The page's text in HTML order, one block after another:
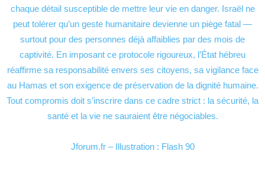
chaque détail susceptible de mettre leur vie en danger. Israël ne
peut tolérer qu’un geste humanitaire devienne un piège fatal —
surtout pour des personnes déjà affaiblies par des mois de
captivité. En imposant ce protocole rigoureux, l’État hébreu
réaffirme sa responsabilité envers ses citoyens, sa vigilance face
au Hamas et son exigence de préservation de la dignité humaine.
Tout compromis doit s’inscrire dans ce cadre strict : la sécurité, la
santé et la vie ne sauraient être négociables.
Jforum.fr – Illustration : Flash 90